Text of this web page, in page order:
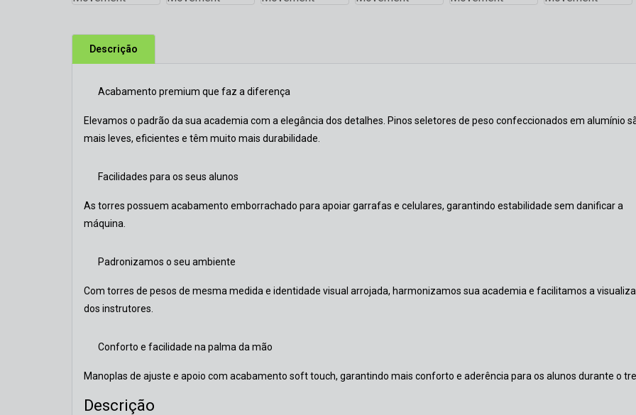
Descrição
Acabamento premium que faz a diferença
Elevamos o padrão da sua academia com a elegância dos detalhes. Pinos seletores de peso confeccionados em alumínio
mais leves, eficientes e têm muito mais durabilidade.
Facilidades para os seus alunos
As torres possuem acabamento emborrachado para apoiar garrafas e celulares, garantindo estabilidade sem danificar a
máquina.
Padronizamos o seu ambiente
Com torres de pesos de mesma medida e identidade visual arrojada, harmonizamos sua academia e facilitamos a
dos instrutores.
Conforto e facilidade na palma da mão
Manoplas de ajuste e apoio com acabamento soft touch, garantindo mais conforto e aderência para os alunos durante o
Descrição